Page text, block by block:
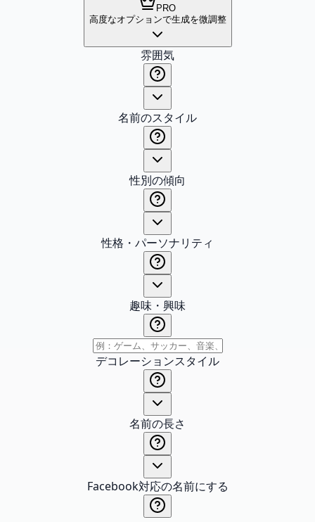
PRO
高度なオプションで生成を微調整
雰囲気
名前のスタイル
性別の傾向
性格・パーソナリティ
趣味・興味
デコレーションスタイル
名前の長さ
Facebook対応の名前にする